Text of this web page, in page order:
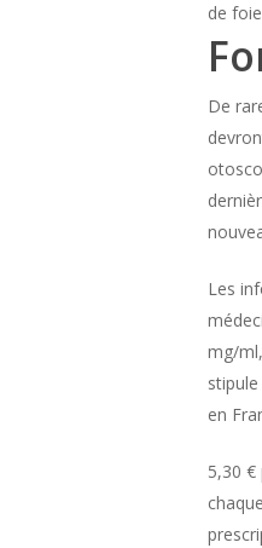
de
De
Les
mg/
en
5,30